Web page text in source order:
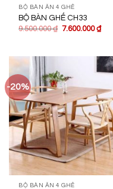
BỘ BÀN ĂN 4 GHẾ
BỘ BÀN GHẾ CH33
9.500.000₫ 7.600.000₫
-20%
BỘ BÀN ĂN 4 GHẾ